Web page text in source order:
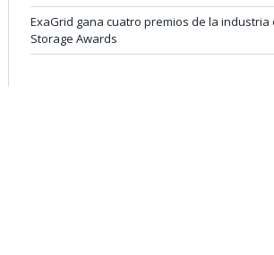
ExaGrid gana cuatro premios de la industria
Storage Awards